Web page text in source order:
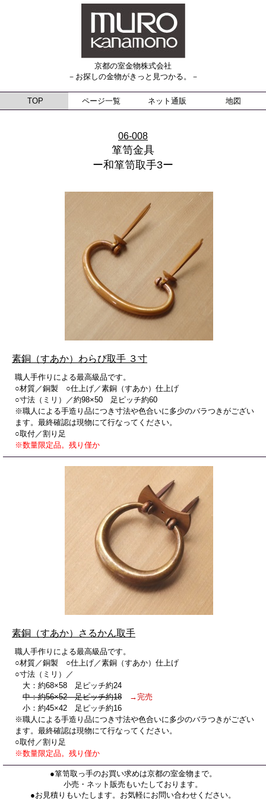
京都の室金物株式会社
－お探しの金物がきっと見つかる。－
TOP ページ一覧 ネット通販 地図
06-008
箪笥金具
ー和箪笥取手3ー
素銅（すあか）わらび取手 ３寸
職人手作りによる最高級品です。
○材質／銅製 ○仕上げ／素銅（すあか）仕上げ
○寸法（ミリ）／約98×50 足ピッチ約60
※職人による手造り品につき寸法や色合いに多少のバラつきがござい
ます。最終確認は現物にて行なってください。
○取付／割り足
※数量限定品。残り僅か
素銅（すあか）さるかん取手
職人手作りによる最高級品です。
○材質／銅製 ○仕上げ／素銅（すあか）仕上げ
○寸法（ミリ）／
大：約68×58 足ピッチ約24
中：約56×52 足ピッチ約18 →完売
小：約45×42 足ピッチ約16
※職人による手造り品につき寸法や色合いに多少のバラつきがござい
ます。最終確認は現物にて行なってください。
○取付／割り足
※数量限定品。残り僅か
●箪笥取っ手のお買い求めは京都の室金物まで。
小売・ネット販売もいたしております。
●お見積りもいたします。お気軽にお問い合わせください。